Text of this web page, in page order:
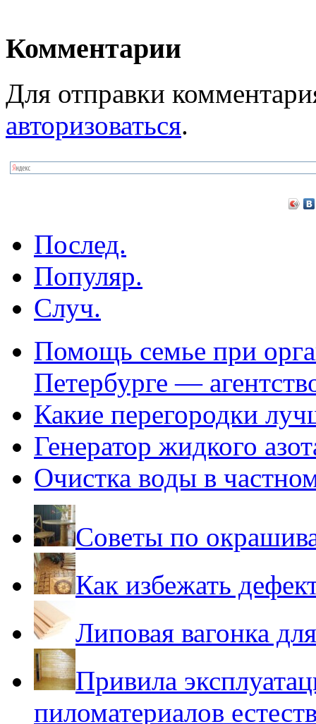
Комментарии
Для отправки
авторизоваться.
Послед.
Популяр.
Случ.
Помощь семье при
Петербурге —
Какие перегородки
Генератор жидкого
Очистка воды в
Советы по
Как избежать
Липовая вагонка
Привила
пиломатериалов